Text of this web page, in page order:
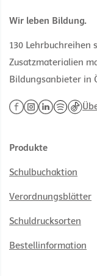
Wir leben Bildung.
130 Lehrbuchreihen
Zusatzmaterialien
Bildungsanbieter in
Produkte
Schulbuchaktion
Verordnungsblätter
Schuldrucksorten
Bestellinformation